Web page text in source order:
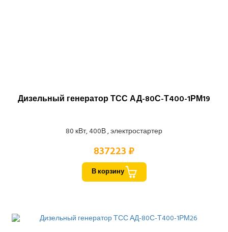
Дизельный генератор ТСС АД-80С-Т400-1РМ19
80 кВт, 400В , электростартер
837223 ₽
В корзину